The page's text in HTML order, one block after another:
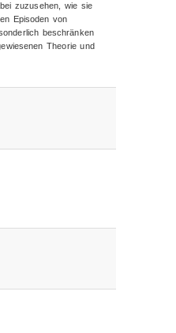
zuzusehen, wie sie
Episoden von
beschränken
Theorie und